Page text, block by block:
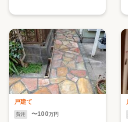
す！ Ｔ様邸清瀬市
戸建て
費用 〜100万円